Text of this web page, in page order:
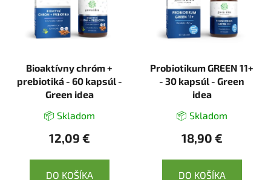
Bioaktívny chróm +
prebiotiká - 60 kapsúl -
Green idea
📦 Skladom
12,09 €
DO KOŠÍKA
Probiotikum GREEN 11+
- 30 kapsúl - Green
idea
📦 Skladom
18,90 €
DO KOŠÍKA